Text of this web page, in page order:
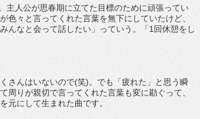
主人公が思春期に立てた目標のために頑張ってい
色々と言ってくれた言葉を無下にしていたけど、
んなと会って話したい」っていう。「1回休憩をし
さんはいないので(笑)。でも「疲れた」と思う瞬
周りが親切で言ってくれた言葉も変に勘ぐって、
元にして生まれた曲です。